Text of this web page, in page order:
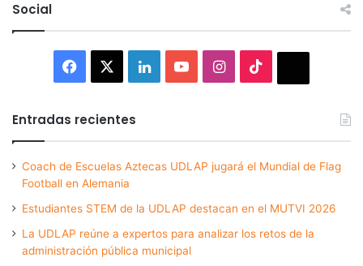
Social
Facebook LinkedInYouTubeInstagram
Entradas recientes
Coach de Escuelas Aztecas UDLAP jugará el Mundial de Flag
Football en Alemania
Estudiantes STEM de la UDLAP destacan en el MUTVI 2026
La UDLAP reúne a expertos para analizar los retos de la
administración pública municipal